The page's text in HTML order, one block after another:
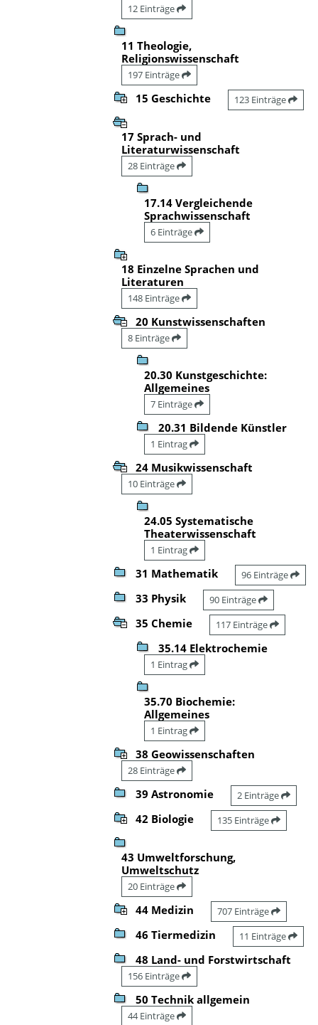
12 Einträge
11 Theologie,
Religionswissenschaft
197 Einträge
15 Geschichte 123 Einträge
17 Sprach- und
Literaturwissenschaft
28 Einträge
17.14 Vergleichende
Sprachwissenschaft
6 Einträge
18 Einzelne Sprachen und
Literaturen
148 Einträge
20 Kunstwissenschaften
8 Einträge
20.30 Kunstgeschichte:
Allgemeines
7 Einträge
20.31 Bildende Künstler
1 Eintrag
24 Musikwissenschaft
10 Einträge
24.05 Systematische
Theaterwissenschaft
1 Eintrag
31 Mathematik 96 Einträge
33 Physik 90 Einträge
35 Chemie 117 Einträge
35.14 Elektrochemie
1 Eintrag
35.70 Biochemie:
Allgemeines
1 Eintrag
38 Geowissenschaften
28 Einträge
39 Astronomie 2 Einträge
42 Biologie 135 Einträge
43 Umweltforschung,
Umweltschutz
20 Einträge
44 Medizin 707 Einträge
46 Tiermedizin 11 Einträge
48 Land- und Forstwirtschaft
156 Einträge
50 Technik allgemein
44 Einträge